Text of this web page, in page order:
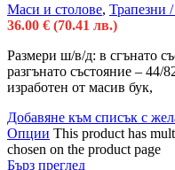
Маси и столове, Трапезни
36.00 € (70.41 лв.)
Размери ш/в/д: в сгънато
разгънато състояние – 44/
изработен от масив бук,
Добавяне към списък с
Опции This product has
chosen on the product page
Бърз преглед